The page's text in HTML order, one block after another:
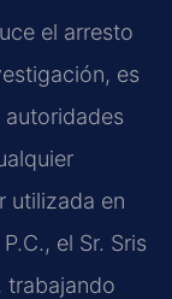
el arresto
es
autoridades
utilizada en
el Sr. Sris
trabajando